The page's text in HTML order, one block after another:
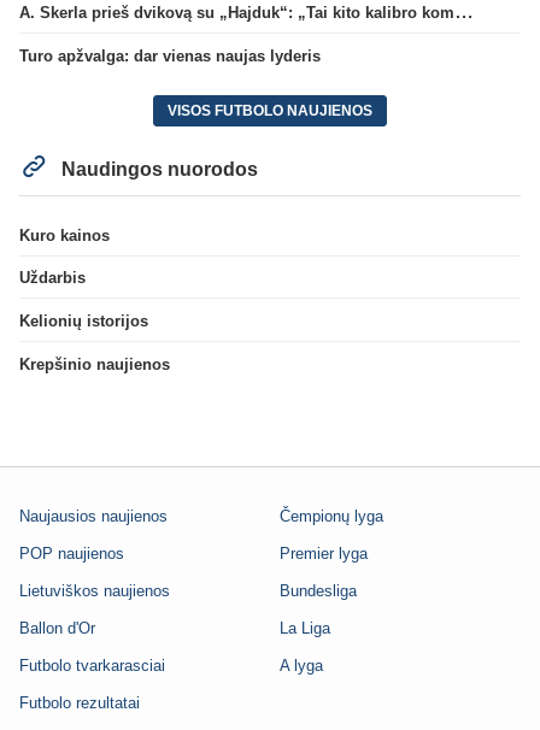
A. Skerla prieš dvikovą su „Hajduk“: „Tai kito kalibro komanda“
Turo apžvalga: dar vienas naujas lyderis
VISOS FUTBOLO NAUJIENOS
Naudingos nuorodos
Kuro kainos
Uždarbis
Kelionių istorijos
Krepšinio naujienos
Naujausios naujienos
POP naujienos
Lietuviškos naujienos
Ballon d'Or
Futbolo tvarkarasciai
Futbolo rezultatai
Čempionų lyga
Premier lyga
Bundesliga
La Liga
A lyga